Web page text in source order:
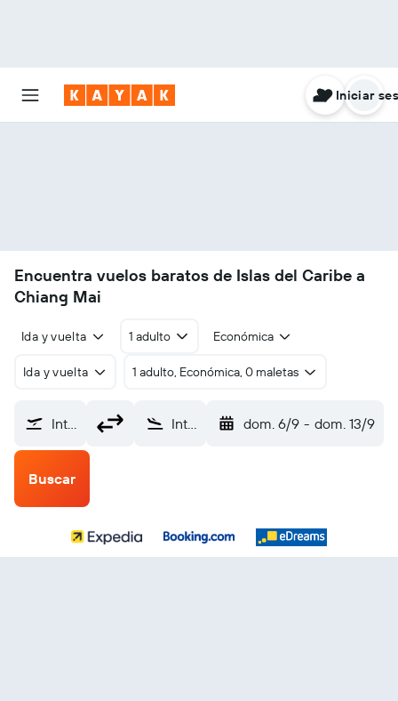
Iniciar
Encuentra vuelos baratos de Islas del Caribe a
Chiang Mai
Ida y vuelta 1 adulto Económica
Ida y vuelta 1 adulto, Económica, 0 maletas
Internacional Luis Muñoz Marín (SJU) Internacional de Chiang Mai (CNX) dom. 6/9 - dom. 13/9
Buscar